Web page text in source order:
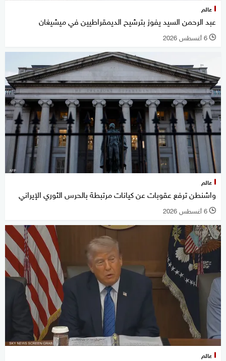
عالم
عبد الرحمن السيد يفوز بترشيح الديمقراطيين في ميشيغان
l 6 أغسطس 2026
عالم
واشنطن ترفع عقوبات عن كيانات مرتبطة بالحرس الثوري الإيراني
l 6 أغسطس 2026
عالم